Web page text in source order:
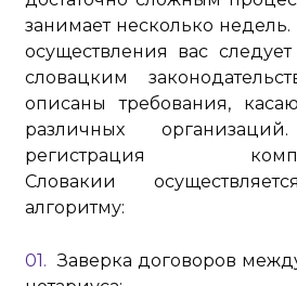
занимает несколько
осуществления вас
словацким
описаны требования,
различных
регистрация
Словакии
алгоритму:
Заверка договоров